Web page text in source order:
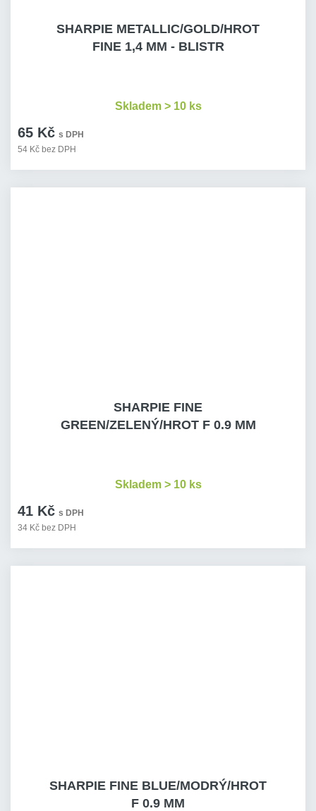
SHARPIE METALLIC/GOLD/HROT
FINE 1,4 MM - BLISTR
65 Kč s DPH
54 Kč bez DPH
Skladem > 10 ks
SHARPIE FINE
GREEN/ZELENÝ/HROT F 0.9 MM
41 Kč s DPH
34 Kč bez DPH
Skladem > 10 ks
SHARPIE FINE BLUE/MODRÝ/HROT
F 0.9 MM